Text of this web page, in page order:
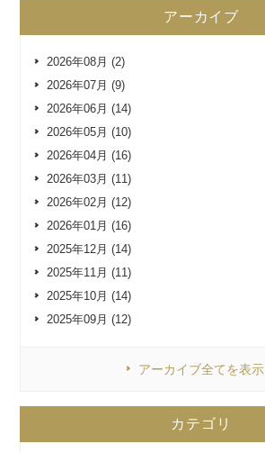
アーカイブ
2026年08月 (2)
2026年07月 (9)
2026年06月 (14)
2026年05月 (10)
2026年04月 (16)
2026年03月 (11)
2026年02月 (12)
2026年01月 (16)
2025年12月 (14)
2025年11月 (11)
2025年10月 (14)
2025年09月 (12)
アーカイブ全てを表示
カテゴリ